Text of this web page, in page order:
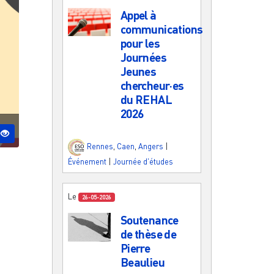
Appel à
communications
pour les
Journées
Jeunes
chercheur·es
du REHAL
2026
Rennes, Caen, Angers
Événement
Journée d'études
Le 26-05-2026
Soutenance
de thèse de
Pierre
Beaulieu